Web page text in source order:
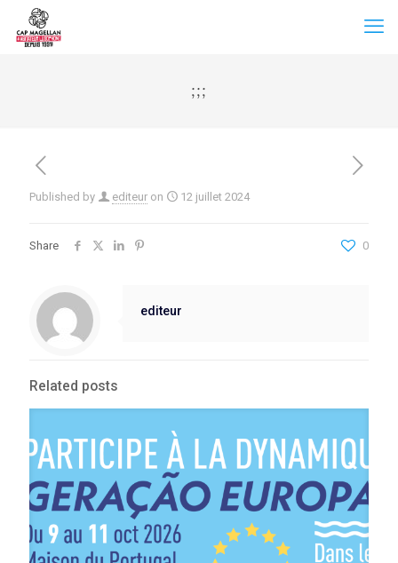
;;;
Published by editeur on 12 juillet 2024
Share 0
editeur
Related posts